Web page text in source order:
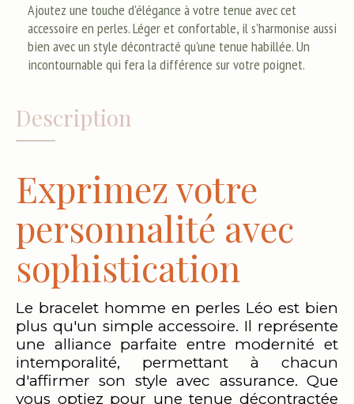
Ajoutez une touche d'élégance à votre tenue avec cet
accessoire en perles. Léger et confortable, il s'harmonise aussi
bien avec un style décontracté qu'une tenue habillée. Un
incontournable qui fera la différence sur votre poignet.
Description
Exprimez votre
personnalité avec
sophistication
Le bracelet homme en perles Léo est bien
plus qu'un simple accessoire. Il représente
une alliance parfaite entre modernité et
intemporalité, permettant à chacun
d'affirmer son style avec assurance. Que
vous optiez pour une tenue décontractée